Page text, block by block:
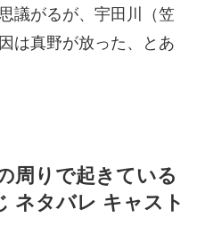
議がるが、宇田川（笠
は真野が放った、とあ
周りで起きている
ネタバレ キャスト